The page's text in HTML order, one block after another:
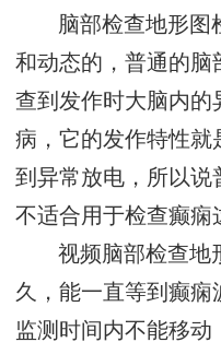
脑部检查地形图
和动态的，普通的脑
查到发作时大脑内的
病，它的发作特性就
到异常放电，所以说
不适合用于检查癫痫
视频脑部检查地
久，能一直等到癫痫
监测时间内不能移